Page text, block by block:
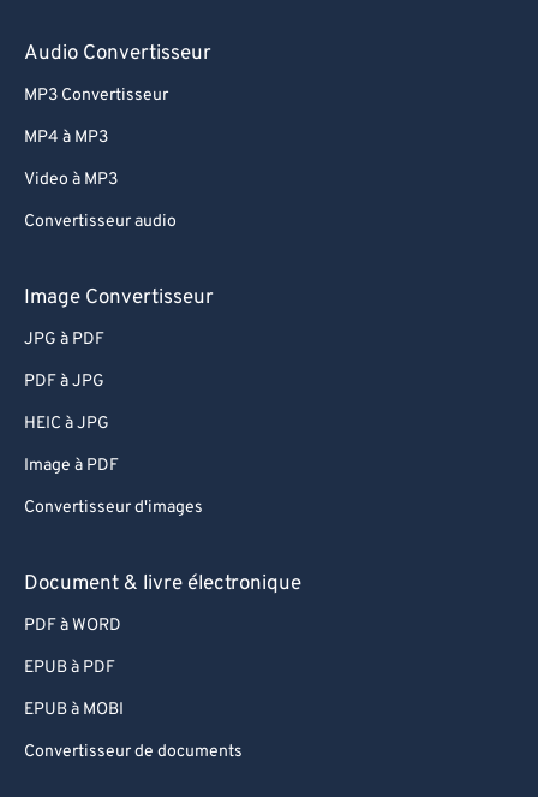
Audio Convertisseur
MP3 Convertisseur
MP4 à MP3
Video à MP3
Convertisseur audio
Image Convertisseur
JPG à PDF
PDF à JPG
HEIC à JPG
Image à PDF
Convertisseur d'images
Document & livre électronique
PDF à WORD
EPUB à PDF
EPUB à MOBI
Convertisseur de documents